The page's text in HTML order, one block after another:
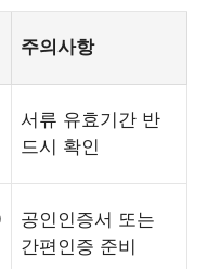
주의사항
서류 유효기간 반
드시 확인
공인인증서 또는
간편인증 준비